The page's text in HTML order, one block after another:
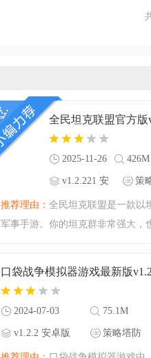
2025-11-26 426M
v1.2.221 安
策
推荐理由： 全民坦克联盟是一款以
军事手游。你的坦克群非常强大，
坦克发挥出最大的作用，尝试着为
2024-07-03 75.1M
v1.2.2 安卓版 策略塔防